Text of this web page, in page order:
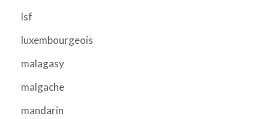
lsf
luxembourgeois
malagasy
malgache
mandarin